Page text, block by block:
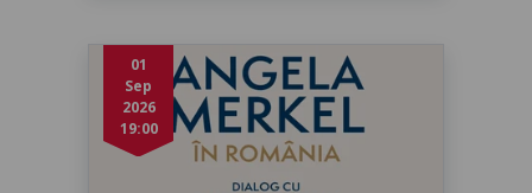
01
Sep
2026
19:00